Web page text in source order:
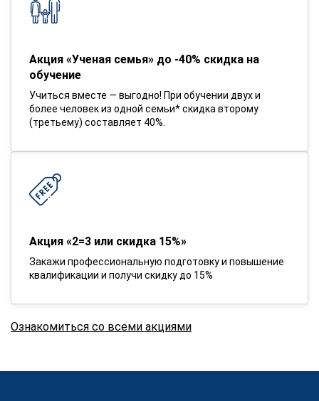
Акция «Ученая семья» до -40% скидка на
обучение
Учиться вместе — выгодно! При обучении двух и
более человек из одной семьи* скидка второму
(третьему) составляет 40%.
Акция «2=3 или скидка 15%»
Закажи профессиональную подготовку и повышение
квалификации и получи скидку до 15%
Ознакомиться со всеми акциями